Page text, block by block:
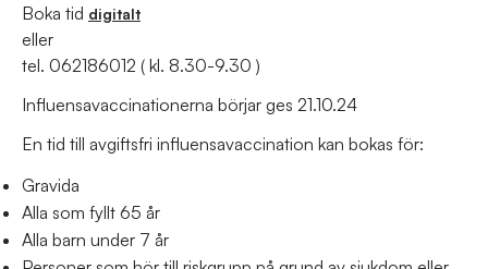
Boka tid digitalt
eller
tel. 062186012 ( kl. 8.30-9.30 )
Influensavaccinationerna börjar ges 21.10.24
En tid till avgiftsfri influensavaccination kan bokas för:
Gravida
Alla som fyllt 65 år
Alla barn under 7 år